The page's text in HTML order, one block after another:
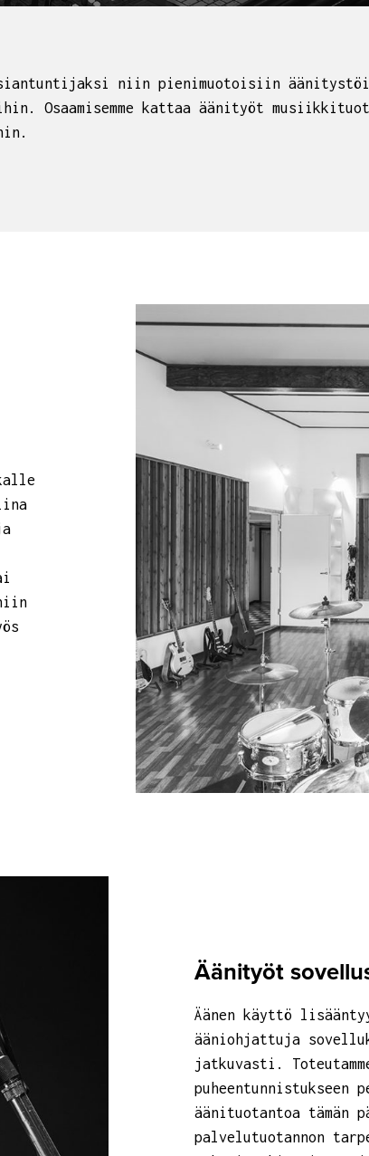
niin pienimuotoisiin
Osaamisemme kattaa äänityöt
Äänityöt
Äänen käyttö
ääniohjattuja
jatkuvasti.
puheentunnistukseen
äänituotantoa tämän
palvelutuotannon